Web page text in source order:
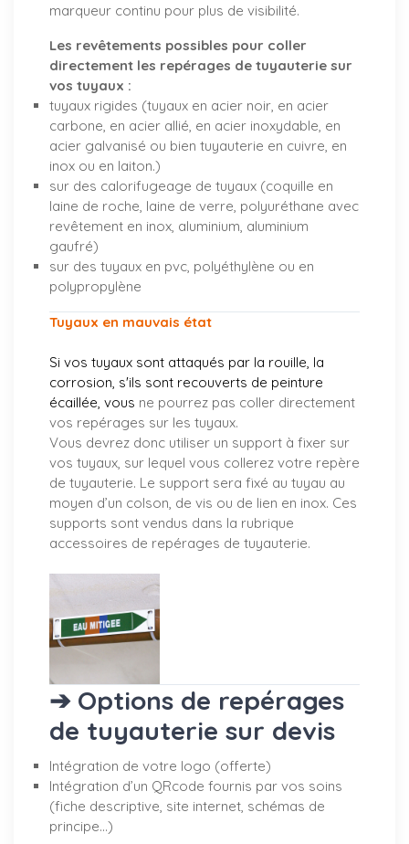
marqueur continu pour plus de visibilité.
Les revêtements possibles pour coller
directement les repérages de tuyauterie sur
vos tuyaux :
tuyaux rigides (tuyaux en acier noir, en acier
carbone, en acier allié, en acier inoxydable, en
acier galvanisé ou bien tuyauterie en cuivre, en
inox ou en laiton.)
sur des calorifugeage de tuyaux (coquille en
laine de roche, laine de verre, polyuréthane avec
revêtement en inox, aluminium, aluminium
gaufré)
sur des tuyaux en pvc, polyéthylène ou en
polypropylène
Tuyaux en mauvais état
Si vos tuyaux sont attaqués par la rouille, la
corrosion, s'ils sont recouverts de peinture
écaillée, vous ne pourrez pas coller directement
vos repérages sur les tuyaux.
Vous devrez donc utiliser un support à fixer sur
vos tuyaux, sur lequel vous collerez votre repère
de tuyauterie. Le support sera fixé au tuyau au
moyen d’un colson, de vis ou de lien en inox. Ces
supports sont vendus dans la rubrique
accessoires de repérages de tuyauterie.
➔ Options de repérages
de tuyauterie sur devis
Intégration de votre logo (offerte)
Intégration d’un QRcode fournis par vos soins
(fiche descriptive, site internet, schémas de
principe…)